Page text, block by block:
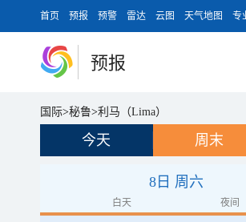
首页 预报 预警 雷达 云图 天气地图 专
预报
国际>秘鲁>利马（Lima）
今天 周末
8日 周六
白天 夜间